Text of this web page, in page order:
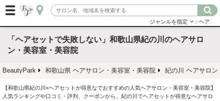
ジャンルを指定 ：ヘア
「ヘアセットで失敗しない」和歌山県紀の川のヘアサロ
ン・美容室・美容院
BeautyPark 和歌山県 ヘアサロン・美容室・美容院 紀の川 ヘアサロ
【和歌山県紀の川×ヘアセットが得意なでおすすめの人気ヘアサロン・美容室・美容院】
人気ランキングや口コミ・評判、クーポンから、紀の川でヘアセットが得意なヘアサロ